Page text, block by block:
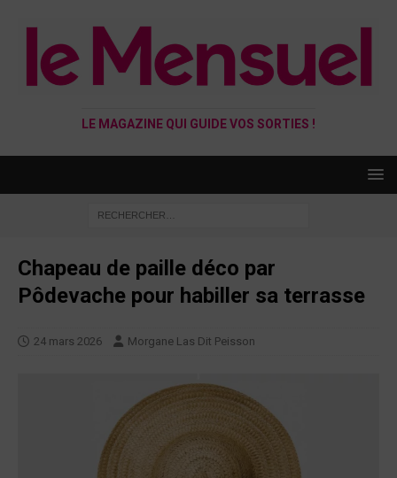
LE MAGAZINE QUI GUIDE VOS SORTIES !
Chapeau de paille déco par
Pôdevache pour habiller sa terrasse
24 mars 2026 Morgane Las Dit Peisson